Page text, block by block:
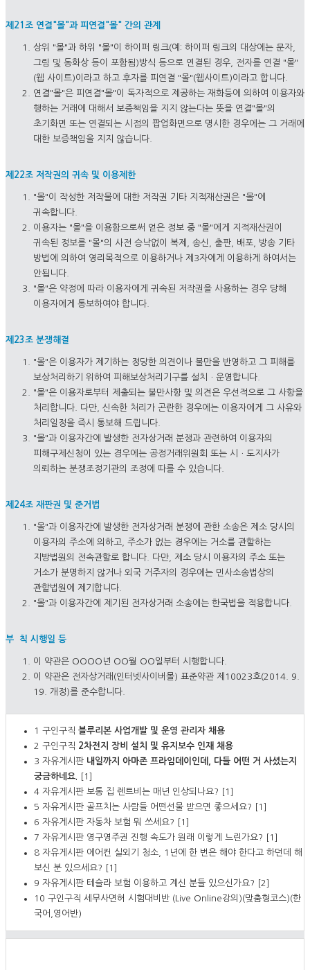
제21조 연결"몰"과 피연결"몰" 간의 관계
상위 "몰"과 하위 "몰"이 하이퍼 링크(예: 하이퍼 링크의 대상에는 문자,
그림 및 동화상 등이 포함됨)방식 등으로 연결된 경우, 전자를 연결 "몰"
(웹 사이트)이라고 하고 후자를 피연결 "몰"(웹사이트)이라고 합니다.
연결"몰"은 피연결"몰"이 독자적으로 제공하는 재화등에 의하여 이용자와
행하는 거래에 대해서 보증책임을 지지 않는다는 뜻을 연결"몰"의
초기화면 또는 연결되는 시점의 팝업화면으로 명시한 경우에는 그 거래에
대한 보증책임을 지지 않습니다.
제22조 저작권의 귀속 및 이용제한
"몰"이 작성한 저작물에 대한 저작권 기타 지적재산권은 "몰"에
귀속합니다.
이용자는 "몰"을 이용함으로써 얻은 정보 중 "몰"에게 지적재산권이
귀속된 정보를 "몰"의 사전 승낙없이 복제, 송신, 출판, 배포, 방송 기타
방법에 의하여 영리목적으로 이용하거나 제3자에게 이용하게 하여서는
안됩니다.
"몰"은 약정에 따라 이용자에게 귀속된 저작권을 사용하는 경우 당해
이용자에게 통보하여야 합니다.
제23조 분쟁해결
"몰"은 이용자가 제기하는 정당한 의견이나 불만을 반영하고 그 피해를
보상처리하기 위하여 피해보상처리기구를 설치ㆍ운영합니다.
"몰"은 이용자로부터 제출되는 불만사항 및 의견은 우선적으로 그 사항을
처리합니다. 다만, 신속한 처리가 곤란한 경우에는 이용자에게 그 사유와
처리일정을 즉시 통보해 드립니다.
"몰"과 이용자간에 발생한 전자상거래 분쟁과 관련하여 이용자의
피해구제신청이 있는 경우에는 공정거래위원회 또는 시ㆍ도지사가
의뢰하는 분쟁조정기관의 조정에 따를 수 있습니다.
제24조 재판권 및 준거법
"몰"과 이용자간에 발생한 전자상거래 분쟁에 관한 소송은 제소 당시의
이용자의 주소에 의하고, 주소가 없는 경우에는 거소를 관할하는
지방법원의 전속관할로 합니다. 다만, 제소 당시 이용자의 주소 또는
거소가 분명하지 않거나 외국 거주자의 경우에는 민사소송법상의
관할법원에 제기합니다.
"몰"과 이용자간에 제기된 전자상거래 소송에는 한국법을 적용합니다.
부 칙 시행일 등
이 약관은 OOOO년 OO월 OO일부터 시행합니다.
이 약관은 전자상거래(인터넷사이버몰) 표준약관 제10023호(2014. 9.
19. 개정)를 준수합니다.
1 구인구직 블루리본 사업개발 및 운영 관리자 채용
2 구인구직 2차전지 장비 설치 및 유지보수 인재 채용
3 자유게시판 내일까지 아마존 프라임데이인데, 다들 어떤 거 사셨는지
궁금하네요.
[1]
4 자유게시판 보통 집 렌트비는 매년 인상되나요?
[1]
5 자유게시판 골프치는 사람들 어떤선물 받으면 좋으세요?
[1]
6 자유게시판 자동차 보험 뭐 쓰세요?
[1]
7 자유게시판 영구영주권 진행 속도가 원래 이렇게 느린가요?
[1]
8 자유게시판 에어컨 실외기 청소, 1년에 한 번은 해야 한다고 하던데 해
보신 분 있으세요?
[1]
9 자유게시판 테슬라 보험 이용하고 계신 분들 있으신가요?
[2]
10 구인구직 세무사면허 시험대비반 (Live Online강의)(맞춤형코스)(한
국어,영어반)